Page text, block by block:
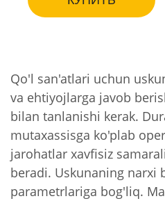
Qo'l san'atlari uchun
va ehtiyojlarga javob
bilan tanlanishi kerak.
mutaxassisga ko'plab
jarohatlar xavfisiz
beradi. Uskunaning narxi
parametrlariga bog'liq.